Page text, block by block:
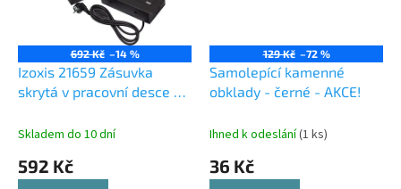
692 Kč –14 %
Izoxis 21659 Zásuvka
skrytá v pracovní desce -
Skladem do 10 dní
592 Kč
129 Kč –72 %
Samolepící kamenné
obklady - černé - AKCE!
Ihned k odeslání(1 ks)
36 Kč